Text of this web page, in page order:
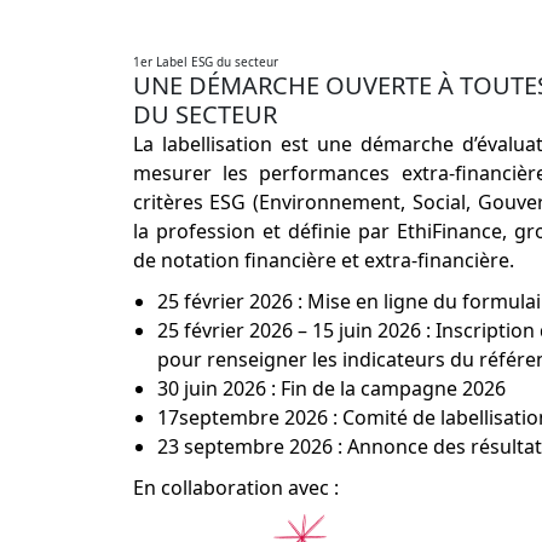
1er Label ESG du secteur
UNE DÉMARCHE OUVERTE À
DU SECTEUR
La labellisation est une démarche
mesurer les performances extra-
critères ESG (Environnement, Social,
la profession et définie par EthiFinance,
de notation financière et extra-financière.
25 février 2026 : Mise en ligne du
25 février 2026 – 15 juin 2026 :
pour renseigner les indicateurs du
30 juin 2026 : Fin de la campagne 2026
17septembre 2026 : Comité de
23 septembre 2026 : Annonce des
En collaboration avec :